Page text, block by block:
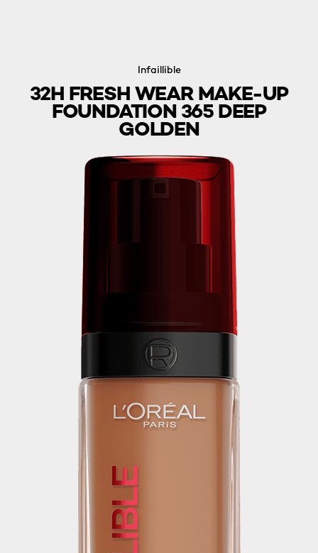
Infaillible
32H FRESH WEAR MAKE-UP
FOUNDATION 365 DEEP
GOLDEN